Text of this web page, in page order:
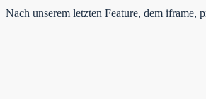
Nach unserem letzten Feature, dem iframe,